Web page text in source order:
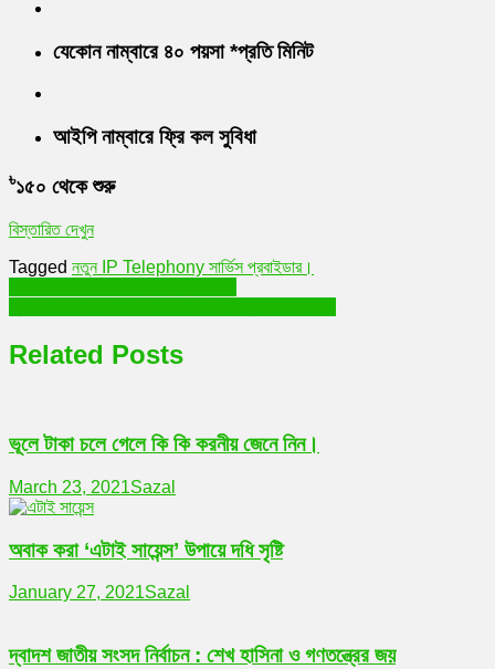
যেকোন নাম্বারে ৪০ পয়সা *প্রতি মিনিট
আইপি নাম্বারে ফ্রি কল সুবিধা
৳১৫০ থেকে শুরু
বিস্তারিত দেখুন
Tagged নতুন IP Telephony সার্ভিস প্রবাইডার।
Post
navigation
Related Posts
ভূলে টাকা চলে গেলে কি কি করনীয় জেনে নিন।
March 23, 2021Sazal
অবাক করা ‘এটাই সায়েন্স’ উপায়ে দধি সৃষ্টি
January 27, 2021Sazal
দ্বাদশ জাতীয় সংসদ নির্বাচন : শেখ হাসিনা ও গণতন্ত্রের জয়